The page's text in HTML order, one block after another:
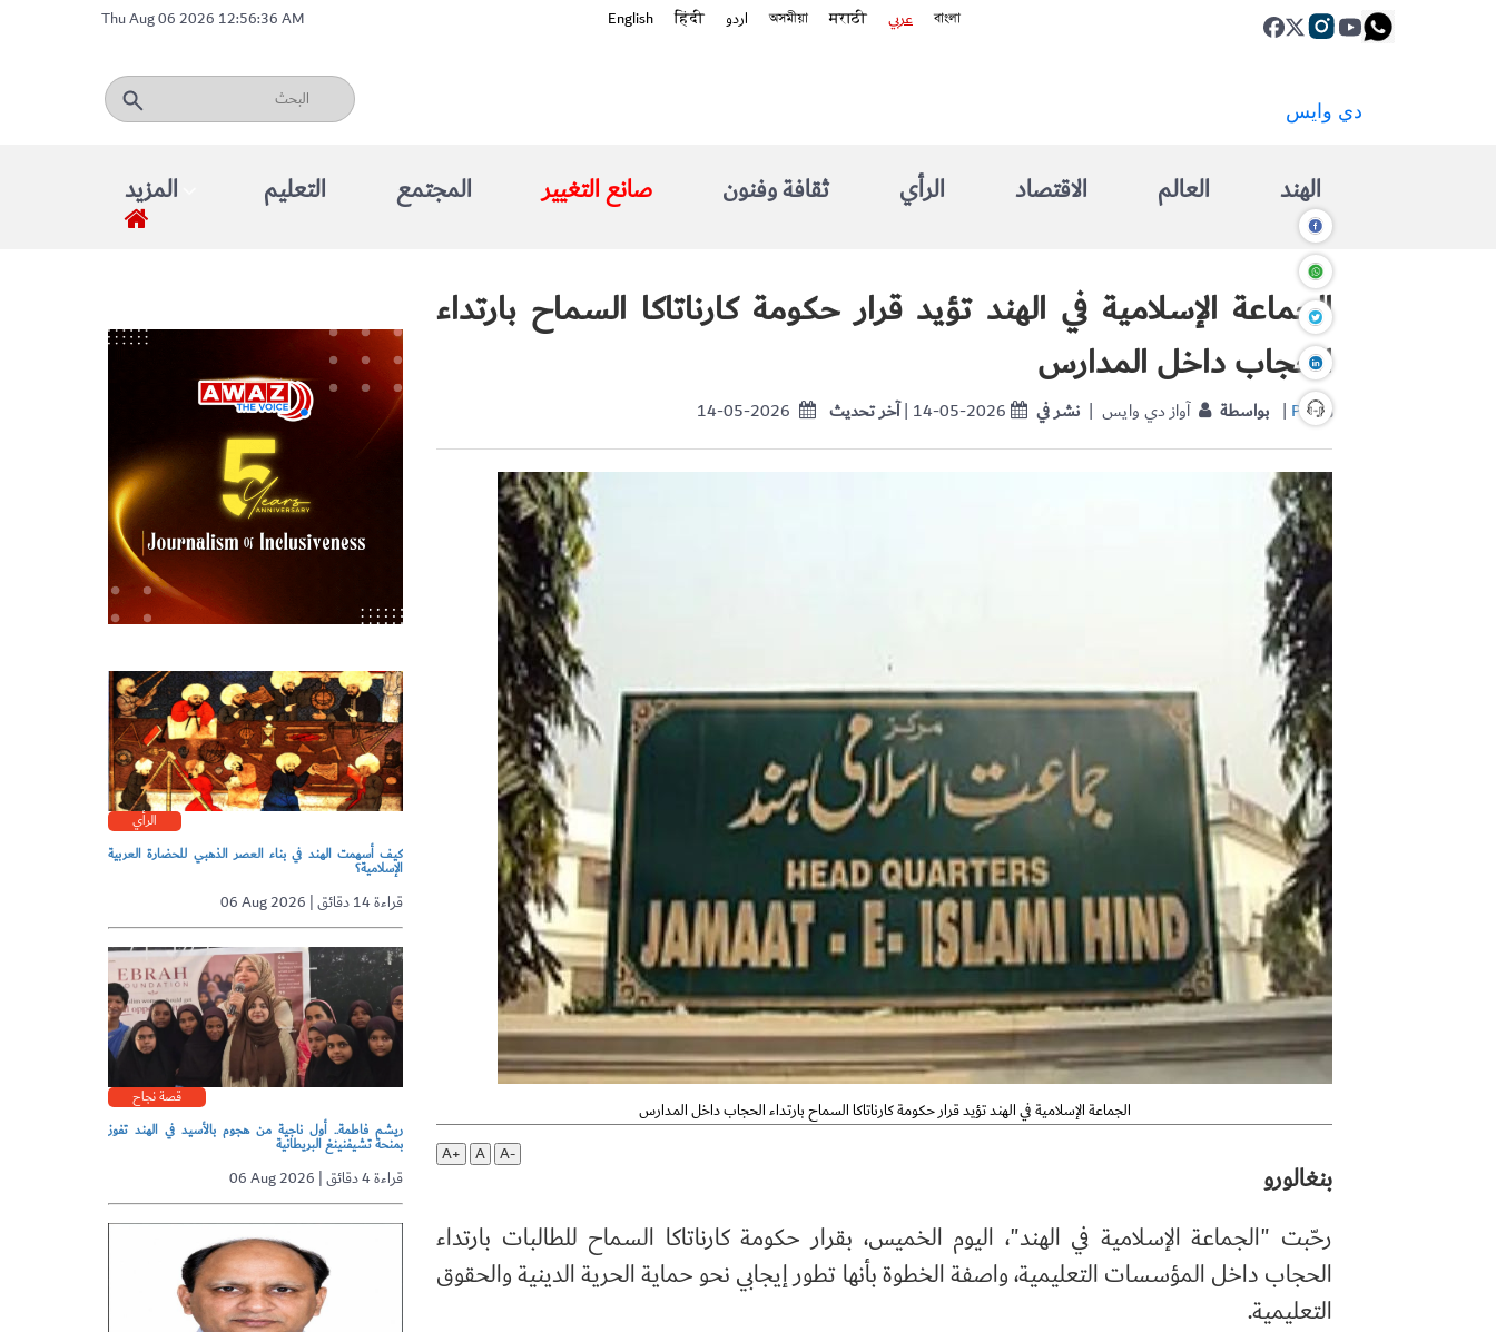
Thu Aug 06 2026 12:56:36 AM English हिंदी اردو অসমীয়া मराठी عربي বাংলা
المزيد التعليم المجتمع صانع التغيير ثقافة وفنون الرأي الاقتصاد العالم الهند
الرأي
كيف أسهمت الهند في بناء العصر الذهبي للحضارة العربية
الإسلامية؟
06 Aug 2026 | قراءة 14 دقائق
قصة نجاح
ريشم فاطمة.. أول ناجية من هجوم بالأسيد في الهند تفوز
بمنحة تشيفنينغ البريطانية
06 Aug 2026 | قراءة 4 دقائق
الجماعة الإسلامية في الهند تؤيد قرار حكومة كارناتاكا السماح بارتداء
الحجاب داخل المدارس
14-05-2026 آخر تحديث| 14-05-2026 نشر في | آواز دي وايس بواسطة | PTI
الجماعة الإسلامية في الهند تؤيد قرار حكومة كارناتاكا السماح بارتداء الحجاب داخل المدارس
A+
A A-
بنغالورو
رحّبت "الجماعة الإسلامية في الهند"، اليوم الخميس، بقرار حكومة كارناتاكا السماح للطالبات بارتداء
الحجاب داخل المؤسسات التعليمية، واصفة الخطوة بأنها تطور إيجابي نحو حماية الحرية الدينية والحقوق
التعليمية.